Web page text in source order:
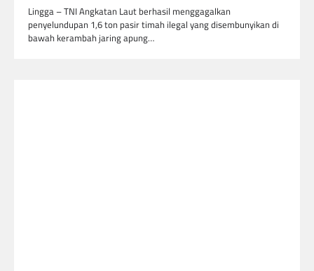
Lingga – TNI Angkatan Laut berhasil menggagalkan
penyelundupan 1,6 ton pasir timah ilegal yang disembunyikan di
bawah kerambah jaring apung…